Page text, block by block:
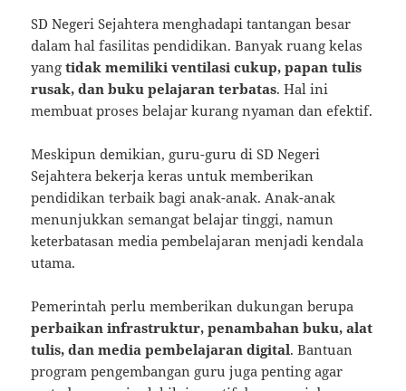
SD Negeri Sejahtera menghadapi tantangan besar
dalam hal fasilitas pendidikan. Banyak ruang kelas
yangtidak memiliki ventilasi cukup, papan tulis
rusak, dan buku pelajaran terbatas. Hal ini
membuat proses belajar kurang nyaman dan efektif.
Meskipun demikian, guru-guru di SD Negeri
Sejahtera bekerja keras untuk memberikan
pendidikan terbaik bagi anak-anak. Anak-anak
menunjukkan semangat belajar tinggi, namun
keterbatasan media pembelajaran menjadi kendala
utama.
Pemerintah perlu memberikan dukungan berupa
perbaikan infrastruktur, penambahan buku, alat
tulis, dan media pembelajaran digital. Bantuan
program pengembangan guru juga penting agar